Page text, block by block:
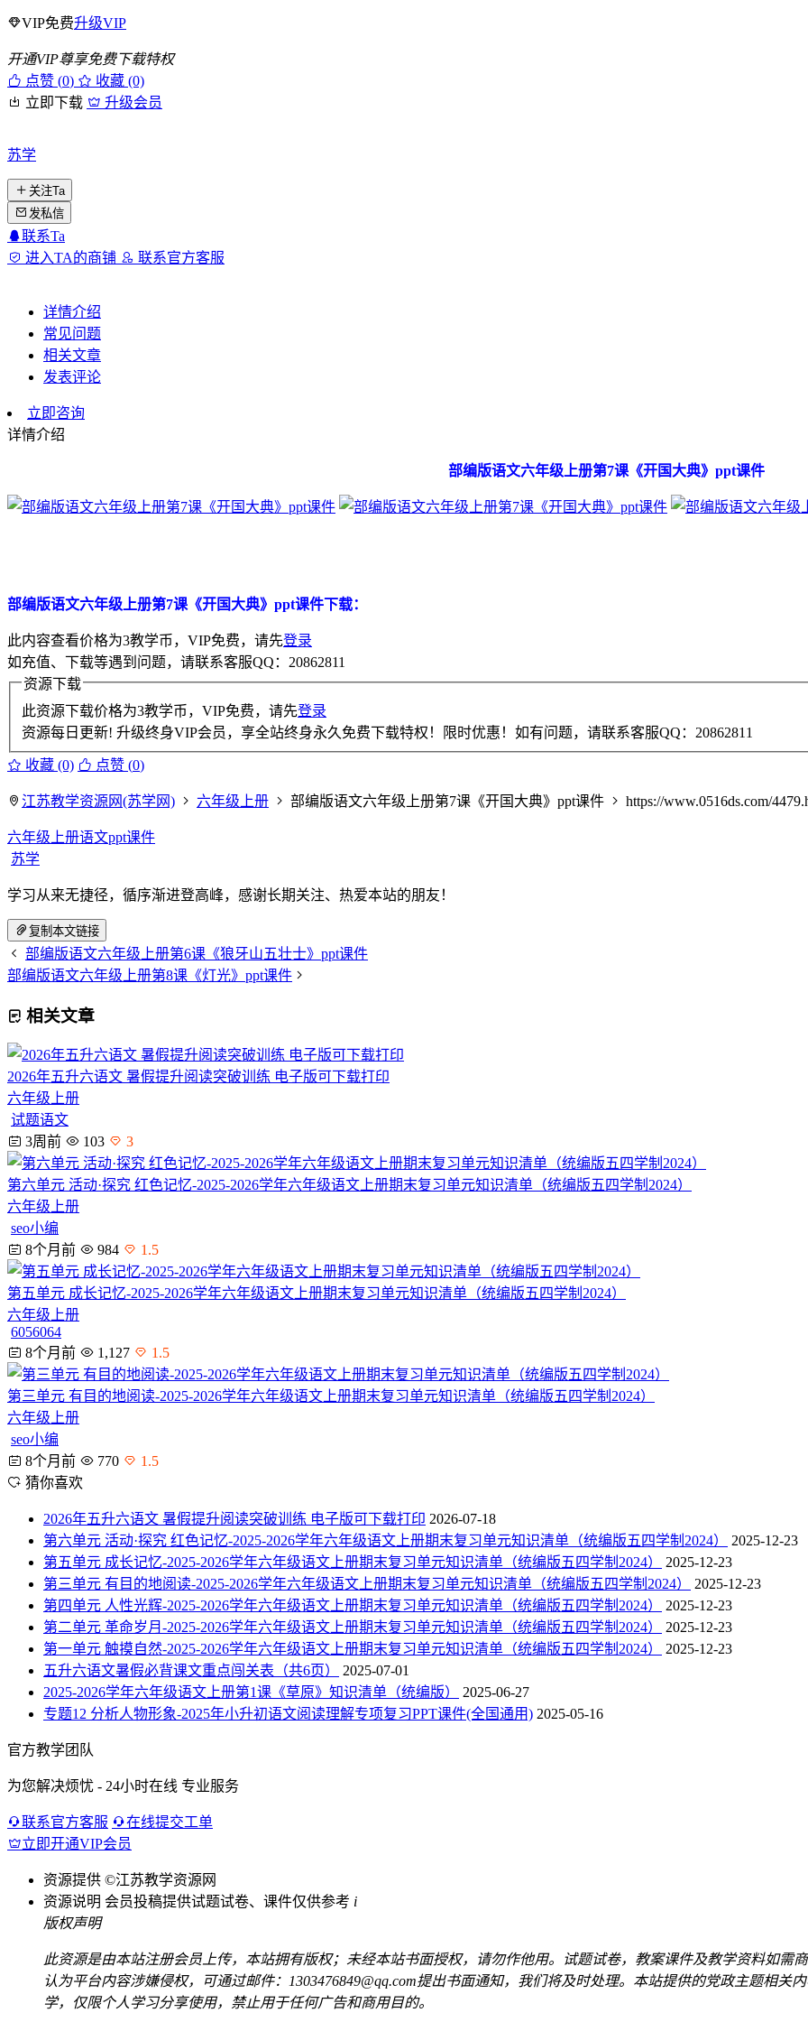
VIP免费升级VIP
开通VIP尊享免费下载特权
点赞 (0)
收藏 (0)
立即下载
升级会员
苏学
关注Ta
发私信
联系Ta
进入TA的商铺
联系官方客服
详情介绍
常见问题
相关文章
发表评论
立即咨询
详情介绍
部编版语文六年级上册第7课《开国大典》ppt课件
部编版语文六年级上册第7课《开国大典》ppt课件下载：
此内容查看价格为3教学币，VIP免费，请先登录
如充值、下载等遇到问题，请联系客服QQ：20862811
资源下载
此资源下载价格为3教学币，VIP免费，请先登录
资源每日更新! 升级终身VIP会员，享全站终身永久免费下载特权！限时优惠！如有问题，请联系客服QQ：20862811
收藏 (0) 点赞 (0)
江苏教学资源网(苏学网) 六年级上册 部编版语文六年级上册第7课《开国大典》ppt课件 https://www.0516ds.com/
六年级上册语文ppt课件
苏学
学习从来无捷径，循序渐进登高峰，感谢长期关注、热爱本站的朋友！
复制本文链接
部编版语文六年级上册第6课《狼牙山五壮士》ppt课件
部编版语文六年级上册第8课《灯光》ppt课件
相关文章
2026年五升六语文 暑假提升阅读突破训练 电子版可下载打印
六年级上册
试题语文
3周前
103 3
第六单元 活动·探究 红色记忆-2025-2026学年六年级语文上册期末复习单元知识清单（统编版五四学制2024）
六年级上册
seo小编
8个月前
984 1.5
第五单元 成长记忆-2025-2026学年六年级语文上册期末复习单元知识清单（统编版五四学制2024）
六年级上册
6056064
8个月前
1,127 1.5
第三单元 有目的地阅读-2025-2026学年六年级语文上册期末复习单元知识清单（统编版五四学制2024）
六年级上册
seo小编
8个月前
770
1.5
猜你喜欢
2026年五升六语文 暑假提升阅读突破训练 电子版可下载打印 2026-07-18
第六单元 活动·探究 红色记忆-2025-2026学年六年级语文上册期末复习单元知识清单（统编版五四学制2024）
2025-12-23
第五单元 成长记忆-2025-2026学年六年级语文上册期末复习单元知识清单（统编版五四学制2024）
2025-12-23
第三单元 有目的地阅读-2025-2026学年六年级语文上册期末复习单元知识清单（统编版五四学制2024）
2025-12-23
第四单元 人性光辉-2025-2026学年六年级语文上册期末复习单元知识清单（统编版五四学制2024）
2025-12-23
第二单元 革命岁月-2025-2026学年六年级语文上册期末复习单元知识清单（统编版五四学制2024）
2025-12-23
第一单元 触摸自然-2025-2026学年六年级语文上册期末复习单元知识清单（统编版五四学制2024）
2025-12-23
五升六语文暑假必背课文重点闯关表（共6页）
2025-07-01
2025-2026学年六年级语文上册第1课《草原》知识清单（统编版）
2025-06-27
专题12 分析人物形象-2025年小升初语文阅读理解专项复习PPT课件(全国通用) 2025-05-16
官方教学团队
为您解决烦忧 - 24小时在线 专业服务
联系官方客服
在线提交工单
立即开通VIP会员
资源提供 ©江苏教学资源网
资源说明 会员投稿提供试题试卷、课件仅供参考 i
版权声明
此资源是由本站注册会员上传，本站拥有版权；未经本站书面授权，请勿作他用。试题试卷，教案课件及教学资料如需
认为平台内容涉嫌侵权，可通过邮件：1303476849@qq.com提出书面通知，我们将及时处理。本站提供的党政主题相
学，仅限个人学习分享使用，禁止用于任何广告和商用目的。